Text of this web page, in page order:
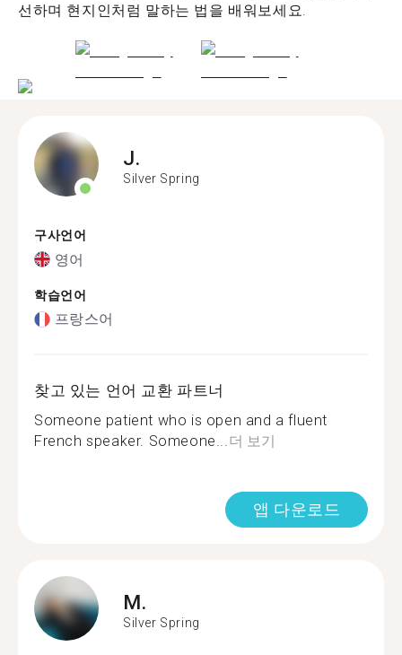
선하며 현지인처럼 말하는 법을 배워보세요.
J.
Silver Spring
구사언어
영어
학습언어
프랑스어
찾고 있는 언어 교환 파트너
Someone patient who is open and a fluent
French speaker. Someone...더 보기
앱 다운로드
M.
Silver Spring